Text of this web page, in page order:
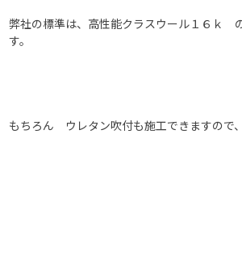
弊社の標準は、高性能クラスウール１６ｋ
す。
もちろん ウレタン吹付も施工できますので